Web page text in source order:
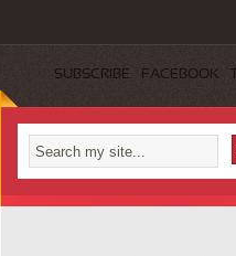
SUBSCRIBE FACEBOOK